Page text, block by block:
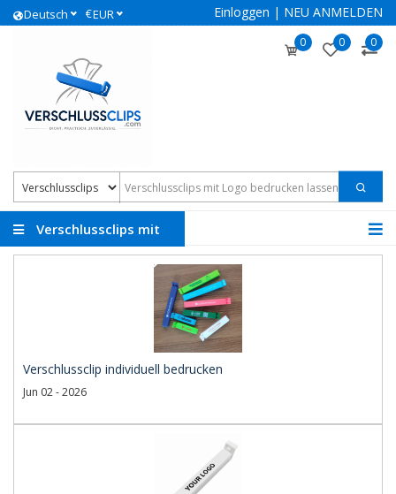
Deutsch €EUR Einloggen | NEU ANMELDEN
0 0 0
Verschlussclips mit
Verschlussclip individuell bedrucken
Jun 02 - 2026